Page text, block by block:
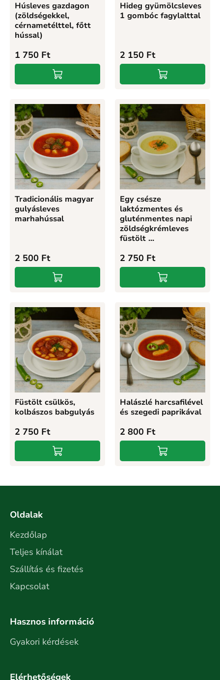
Húsleves gazdagon
(zöldségekkel,
cérnametélttel, főtt
hússal)
1 750 Ft
Hideg gyümölcsleves
1 gombóc fagylalttal
2 150 Ft
Tradicionális magyar
gulyásleves
marhahússal
2 500 Ft
Egy csésze
laktózmentes és
gluténmentes napi
zöldségkrémleves
füstölt ...
2 750 Ft
Füstölt csülkös,
kolbászos babgulyás
2 750 Ft
Halászlé harcsafilével
és szegedi paprikával
2 800 Ft
Oldalak
Kezdőlap
Teljes kínálat
Szállítás és fizetés
Kapcsolat
Hasznos információ
Gyakori kérdések
Elérhetőségek